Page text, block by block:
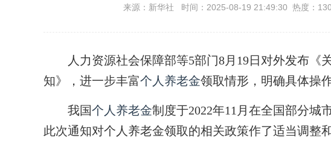
来源：新华社 时间：2025-08-19 21:49:30 热度：
人力资源社会保障部等5部门8月19日对外发布《
知》，进一步丰富个人养老金领取情形，明确具体操
我国个人养老金制度于2022年11月在全国部分城
此次通知对个人养老金领取的相关政策作了适当调整